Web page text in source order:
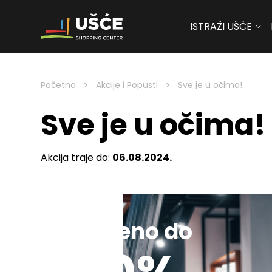
Skip to content
ISTRAŽI UŠĆE
Početna > Akcije i Popusti > Sve je u očima!
Sve je u očima!
Akcija traje do: 06.08.2024.
Sniženo do